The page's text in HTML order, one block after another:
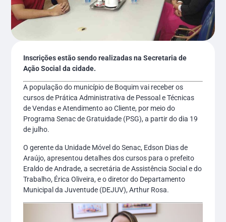
Inscrições estão sendo realizadas na Secretaria de
Ação Social da cidade.
A população do município de Boquim vai receber os
cursos de Prática Administrativa de Pessoal e Técnicas
de Vendas e Atendimento ao Cliente, por meio do
Programa Senac de Gratuidade (PSG), a partir do dia 19
de julho.
O gerente da Unidade Móvel do Senac, Edson Dias de
Araújo, apresentou detalhes dos cursos para o prefeito
Eraldo de Andrade, a secretária de Assistência Social e do
Trabalho, Érica Oliveira, e o diretor do Departamento
Municipal da Juventude (DEJUV), Arthur Rosa.